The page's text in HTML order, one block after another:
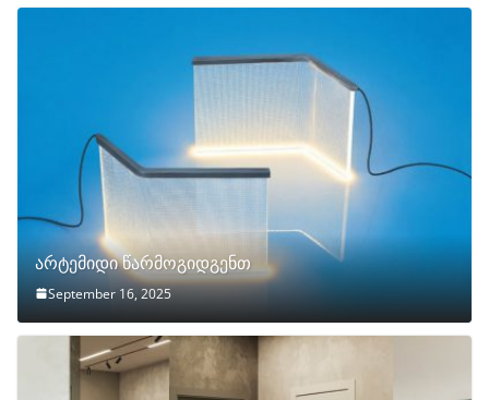
არტემიდი წარმოგიდგენთ
September 16, 2025